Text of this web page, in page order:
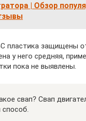
| Обзор
пластика защищены
у него средняя,
пока не выявлены.
свап? Свап